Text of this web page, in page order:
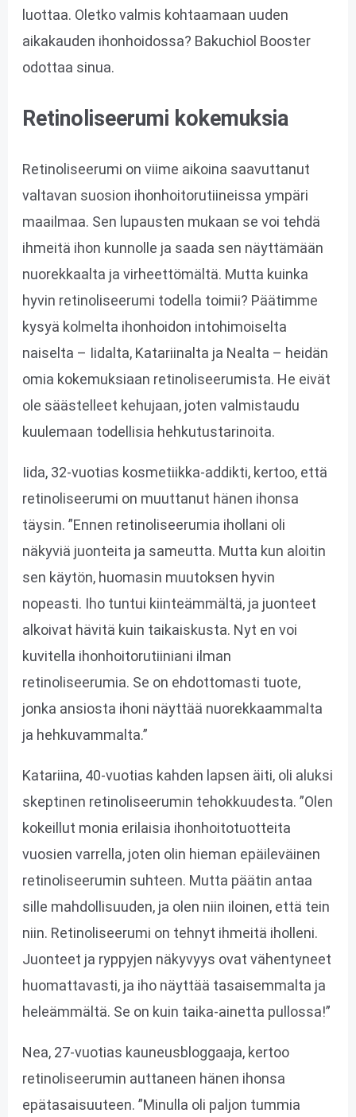
luottaa. Oletko valmis kohtaamaan uuden
aikakauden ihonhoidossa? Bakuchiol Booster
odottaa sinua.
Retinoliseerumi kokemuksia
Retinoliseerumi on viime aikoina saavuttanut
valtavan suosion ihonhoitorutiineissa ympäri
maailmaa. Sen lupausten mukaan se voi tehdä
ihmeitä ihon kunnolle ja saada sen näyttämään
nuorekkaalta ja virheettömältä. Mutta kuinka
hyvin retinoliseerumi todella toimii? Päätimme
kysyä kolmelta ihonhoidon intohimoiselta
naiselta – Iidalta, Katariinalta ja Nealta – heidän
omia kokemuksiaan retinoliseerumista. He eivät
ole säästelleet kehujaan, joten valmistaudu
kuulemaan todellisia hehkutustarinoita.
Iida, 32-vuotias kosmetiikka-addikti, kertoo, että
retinoliseerumi on muuttanut hänen ihonsa
täysin. ”Ennen retinoliseerumia ihollani oli
näkyviä juonteita ja sameutta. Mutta kun aloitin
sen käytön, huomasin muutoksen hyvin
nopeasti. Iho tuntui kiinteämmältä, ja juonteet
alkoivat hävitä kuin taikaiskusta. Nyt en voi
kuvitella ihonhoitorutiiniani ilman
retinoliseerumia. Se on ehdottomasti tuote,
jonka ansiosta ihoni näyttää nuorekkaammalta
ja hehkuvammalta.”
Katariina, 40-vuotias kahden lapsen äiti, oli aluksi
skeptinen retinoliseerumin tehokkuudesta. ”Olen
kokeillut monia erilaisia ihonhoitotuotteita
vuosien varrella, joten olin hieman epäileväinen
retinoliseerumin suhteen. Mutta päätin antaa
sille mahdollisuuden, ja olen niin iloinen, että tein
niin. Retinoliseerumi on tehnyt ihmeitä iholleni.
Juonteet ja ryppyjen näkyvyys ovat vähentyneet
huomattavasti, ja iho näyttää tasaisemmalta ja
heleämmältä. Se on kuin taika-ainetta pullossa!”
Nea, 27-vuotias kauneusbloggaaja, kertoo
retinoliseerumin auttaneen hänen ihonsa
epätasaisuuteen. ”Minulla oli paljon tummia